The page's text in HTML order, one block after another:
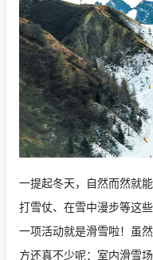
一提起冬天，自然而然就
打雪仗、在雪中漫步等这
一项活动就是滑雪啦！虽
方还真不少呢：室内滑雪